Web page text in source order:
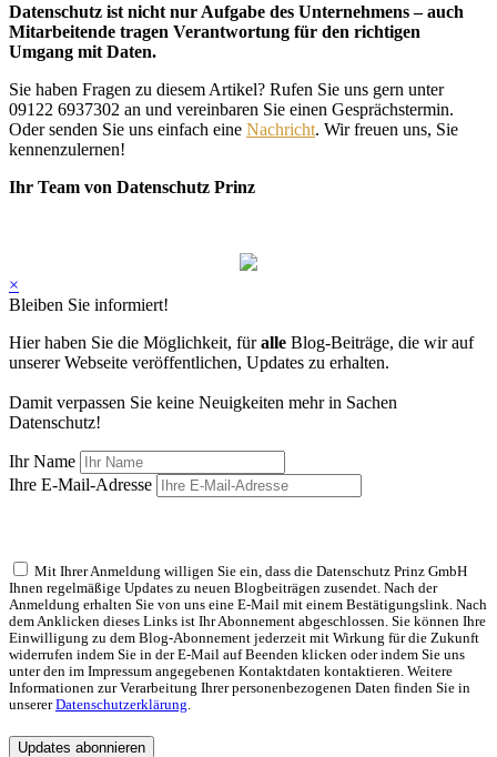
Datenschutz ist nicht nur Aufgabe des Unternehmens – auch
Mitarbeitende tragen Verantwortung für den richtigen
Umgang mit Daten.
Sie haben Fragen zu diesem Artikel? Rufen Sie uns gern unter
09122 6937302 an und vereinbaren Sie einen Gesprächstermin.
Oder senden Sie uns einfach eine Nachricht. Wir freuen uns, Sie
kennenzulernen!
Ihr Team von Datenschutz Prinz
×
Bleiben Sie informiert!
Hier haben Sie die Möglichkeit, füralle Blog-Beiträge, die wir auf
unserer Webseite veröffentlichen, Updates zu erhalten.
Damit verpassen Sie keine Neuigkeiten mehr in Sachen
Datenschutz!
Ihr Name
Ihre E-Mail-Adresse
Mit Ihrer Anmeldung willigen Sie ein, dass die Datenschutz Prinz GmbH
Ihnen regelmäßige Updates zu neuen Blogbeiträgen zusendet. Nach der
Anmeldung erhalten Sie von uns eine E-Mail mit einem Bestätigungslink. Nach
dem Anklicken dieses Links ist Ihr Abonnement abgeschlossen. Sie können Ihre
Einwilligung zu dem Blog-Abonnement jederzeit mit Wirkung für die Zukunft
widerrufen indem Sie in der E-Mail auf Beenden klicken oder indem Sie uns
unter den im Impressum angegebenen Kontaktdaten kontaktieren. Weitere
Informationen zur Verarbeitung Ihrer personenbezogenen Daten finden Sie in
unsererDatenschutzerklärung.
Updates abonnieren